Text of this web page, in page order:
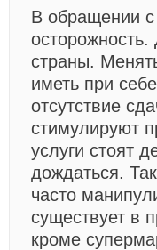
В обращении
страны.
иметь при
отсутствие
стимулируют
услуги стоят
дождаться.
часто
существует в
кроме